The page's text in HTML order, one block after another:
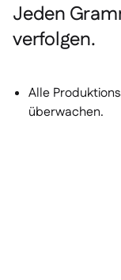
Jeden
verfolgen.
Alle
überwachen.